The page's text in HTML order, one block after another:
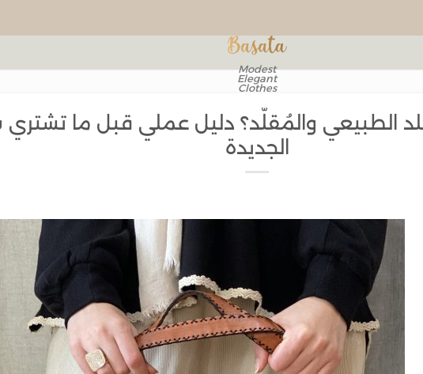
Modest
Elegant
Clothes
الطبيعي والمُقلّد؟ دليل عملي قبل ما
الجديدة